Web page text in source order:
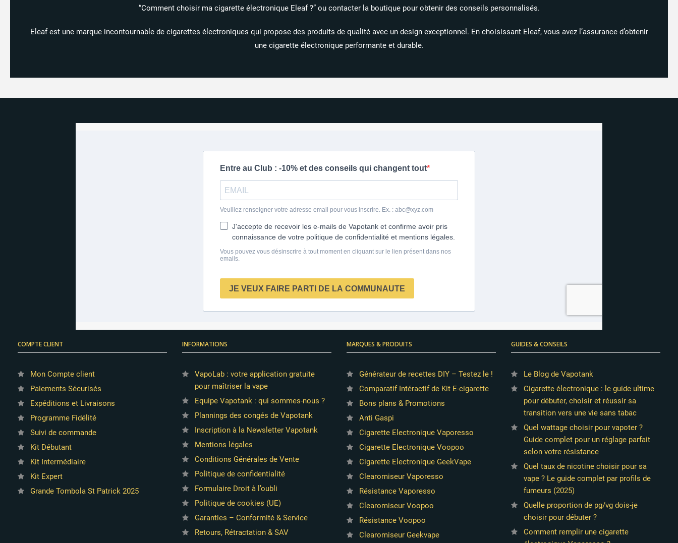
1 avis
“Comment choisir ma cigarette électronique Eleaf ?” ou contacter la boutique pour obtenir des conseils personnalisés.
Eleaf est une marque incontournable de cigarettes électroniques qui propose des produits de qualité avec un design exceptionnel. En choisissant Eleaf, vous avez l’assurance d’obtenir
une cigarette électronique performante et durable.
COMPTE CLIENT
Mon Compte client
Paiements Sécurisés
Expéditions et Livraisons
Programme Fidélité
Suivi de commande
Kit Débutant
Kit Intermédiaire
Kit Expert
Grande Tombola St Patrick 2025
INFORMATIONS
VapoLab : votre application gratuite
pour maîtriser la vape
Equipe Vapotank : qui sommes-nous ?
Plannings des congés de Vapotank
Inscription à la Newsletter Vapotank
Mentions légales
Conditions Générales de Vente
Politique de confidentialité
Formulaire Droit à l’oubli
Politique de cookies (UE)
Garanties – Conformité & Service
Retours, Rétractation & SAV
MARQUES & PRODUITS
Générateur de recettes DIY – Testez le !
Comparatif Intéractif de Kit E-cigarette
Bons plans & Promotions
Anti Gaspi
Cigarette Electronique Vaporesso
Cigarette Electronique Voopoo
Cigarette Electronique GeekVape
Clearomiseur Vaporesso
Résistance Vaporesso
Clearomiseur Voopoo
Résistance Voopoo
Clearomiseur Geekvape
GUIDES & CONSEILS
Le Blog de Vapotank
Cigarette électronique : le guide ultime
pour débuter, choisir et réussir sa
transition vers une vie sans tabac
Quel wattage choisir pour vapoter ?
Guide complet pour un réglage parfait
selon votre résistance
Quel taux de nicotine choisir pour sa
vape ? Le guide complet par profils de
fumeurs (2025)
Quelle proportion de pg/vg dois-je
choisir pour débuter ?
Comment remplir une cigarette